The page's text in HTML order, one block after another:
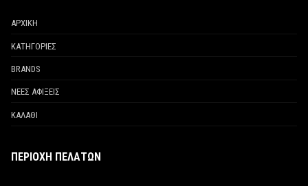
ΑΡΧΙΚΗ
ΚΑΤΗΓΟΡΙΕΣ
BRANDS
ΝΕΕΣ ΑΦΙΞΕΙΣ
ΚΑΛΑΘΙ
ΠΕΡΙΟΧΗ ΠΕΛΑΤΩΝ